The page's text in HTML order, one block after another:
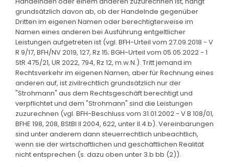
grundsätzlich davon ab, ob der Handelnde gegenüber
Dritten im eigenen Namen oder berechtigterweise im
Namen eines anderen bei Ausführung entgeltlicher
Leistungen aufgetreten ist (vgl. BFH-Urteil vom 27.09.2018 - V
R 9/17, BFH/NV 2019, 127, Rz 15; BGH-Urteil vom 05.05.2022 - 1
StR 475/21, UR 2022, 794, Rz 12, m.w.N.). Tritt jemand im
Rechtsverkehr im eigenen Namen, aber für Rechnung eines
anderen auf, ist zivilrechtlich grundsätzlich nur der
"Strohmann" aus dem Rechtsgeschäft berechtigt und
verpflichtet und dem "Strohmann" sind die Leistungen
zuzurechnen (vgl. BFH-Beschluss vom 31.01.2002 - V B 108/01,
BFHE 198, 208, BStBl II 2004, 622, unter II.4.b). Vereinbarungen
sind unter anderem dann steuerrechtlich unbeachtlich,
wenn sie der wirtschaftlichen und geschäftlichen Realität
nicht entsprechen (s. dazu oben unter 3.b bb (2)).